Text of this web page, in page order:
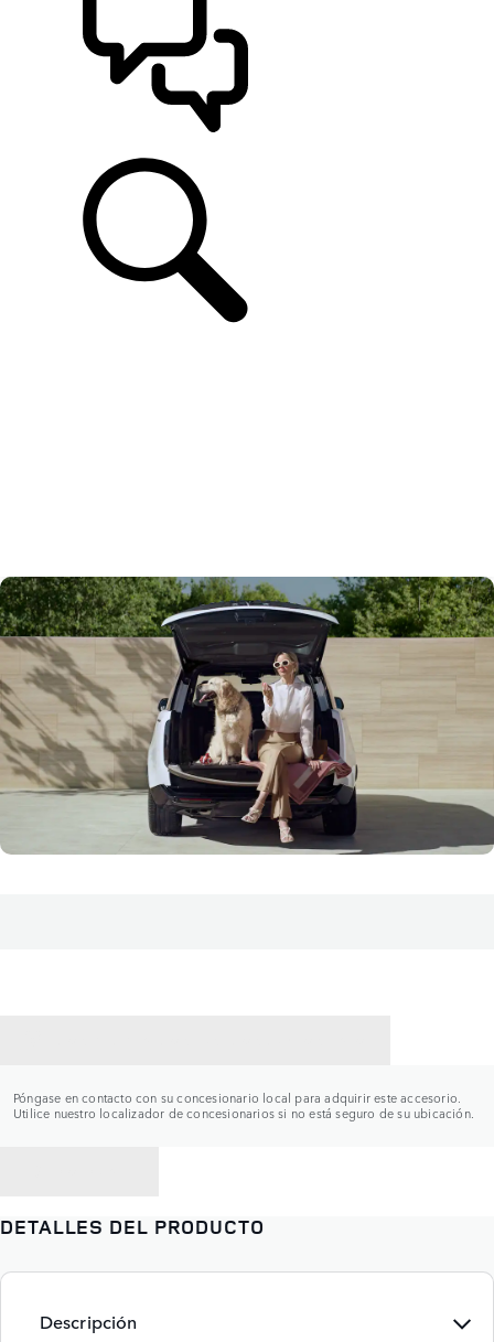
Póngase en contacto con su concesionario local para adquirir este accesorio.
Utilice nuestro localizador de concesionarios si no está seguro de su ubicación.
DETALLES DEL PRODUCTO
Descripción